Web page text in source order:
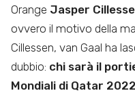
Orange Jasper
ovvero il motivo della
Cillessen, van Gaal ha
dubbio: chi sarà il
Mondiali di Qatar